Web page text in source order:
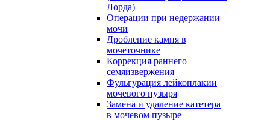
Лорда)
Операции при недержании
мочи
Дробление камня в
мочеточнике
Коррекция раннего
семяизвержения
Фульгурация лейкоплакии
мочевого пузыря
Замена и удаление катетера
в мочевом пузыре